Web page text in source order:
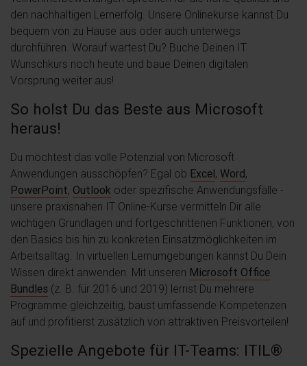
den nachhaltigen Lernerfolg. Unsere Onlinekurse kannst Du
bequem von zu Hause aus oder auch unterwegs
durchführen. Worauf wartest Du? Buche Deinen IT
Wunschkurs noch heute und baue Deinen digitalen
Vorsprung weiter aus!
So holst Du das Beste aus Microsoft
heraus!
Du möchtest das volle Potenzial von Microsoft
Anwendungen ausschöpfen? Egal ob Excel, Word,
PowerPoint, Outlook oder spezifische Anwendungsfälle -
unsere praxisnahen IT Online-Kurse vermitteln Dir alle
wichtigen Grundlagen und fortgeschrittenen Funktionen, von
den Basics bis hin zu konkreten Einsatzmöglichkeiten im
Arbeitsalltag. In virtuellen Lernumgebungen kannst Du Dein
Wissen direkt anwenden. Mit unseren Microsoft Office
Bundles (z. B. für 2016 und 2019) lernst Du mehrere
Programme gleichzeitig, baust umfassende Kompetenzen
auf und profitierst zusätzlich von attraktiven Preisvorteilen!
Spezielle Angebote für IT-Teams: ITIL®